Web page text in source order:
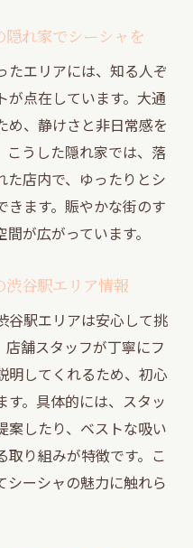
なシーシャ空間の活
れ家でシーシャを
たエリアには、知る人ぞ
が点在しています。大通
め、静けさと非日常感を
こうした隠れ家では、落
た店内で、ゆったりとシ
きます。賑やかな街のす
が広がっています。
渋谷駅エリア情報
谷駅エリアは安心して挑
舗スタッフが丁寧にフ
明してくれるため、初心
。具体的には、スタッ
案したり、ベストな吸い
取り組みが特徴です。こ
シーシャの魅力に触れら